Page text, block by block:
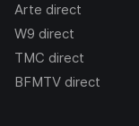
Arte direct
W9 direct
TMC direct
BFMTV direct